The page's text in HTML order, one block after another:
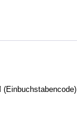
(Einbuchstabencode)